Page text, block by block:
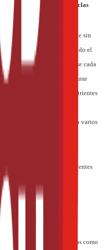
derivados de las premezclas
mantener una vida saludable sin
por complacencia. Aún cuando el
únicas, deberá considerarse cada
procesamiento, para asegurar
Las premezclas de nutrientes
alimenticios, bebidas y
de la nutrición y ofrecen varios
ya que un sistema de nutrientes
y se encargan de temas como